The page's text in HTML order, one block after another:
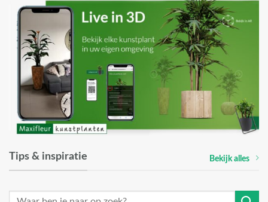
Tips & inspiratie Bekijk alles